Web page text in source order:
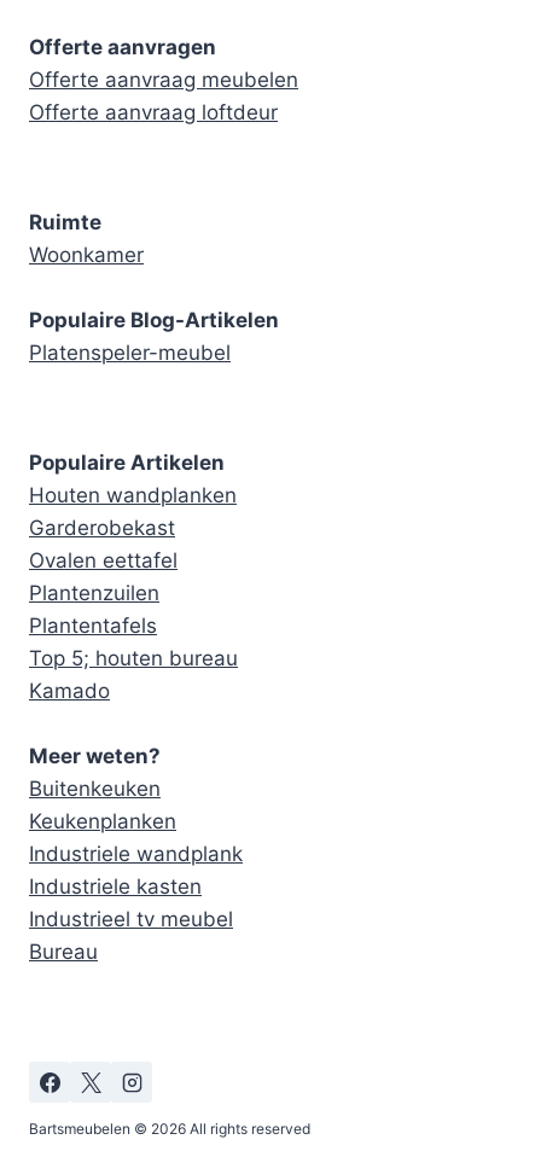
Offerte aanvragen
Offerte aanvraag meubelen
Offerte aanvraag loftdeur
Ruimte
Woonkamer
Populaire Blog-Artikelen
Platenspeler-meubel
Populaire Artikelen
Houten wandplanken
Garderobekast
Ovalen eettafel
Plantenzuilen
Plantentafels
Top 5; houten bureau
Kamado
Meer weten?
Buitenkeuken
Keukenplanken
Industriele wandplank
Industriele kasten
Industrieel tv meubel
Bureau
Bartsmeubelen © 2026 All rights reserved